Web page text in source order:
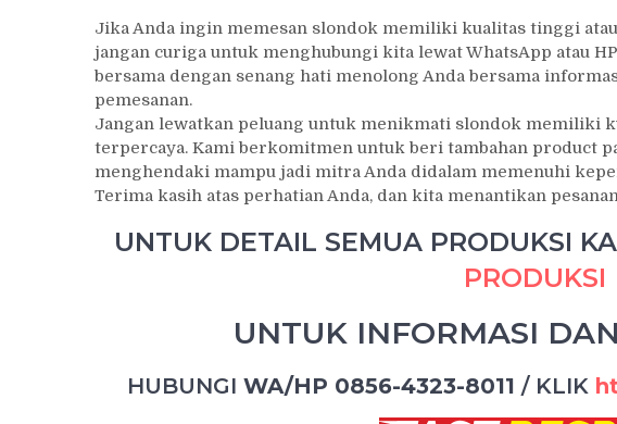
Jika Anda ingin memesan slondok memiliki kualitas tinggi
jangan curiga untuk menghubungi kita lewat WhatsApp atau
bersama dengan senang hati menolong Anda bersama
pemesanan.
Jangan lewatkan peluang untuk menikmati slondok memiliki
terpercaya. Kami berkomitmen untuk beri tambahan product
menghendaki mampu jadi mitra Anda didalam memenuhi
Terima kasih atas perhatian Anda, dan kita menantikan
UNTUK DETAIL SEMUA PRODUKSI
PRODUKSI
UNTUK INFORMASI
HUBUNGI WA/HP 0856-4323-8011 / KLIK